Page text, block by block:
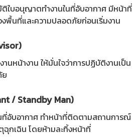
ติใบอนุญาตทำงานในที่อับอากาศ มีหน้าที่
พื้นที่และความปลอดภัยก่อนเริ่มงาน
นหน้างาน ให้มั่นใจว่าการปฏิบัติงานเป็น
/ Standby Man)
ที่อับอากาศ ทำหน้าที่ติดตามสถานการณ์
ฉุกเฉิน โดยห้ามละทิ้งหน้าที่